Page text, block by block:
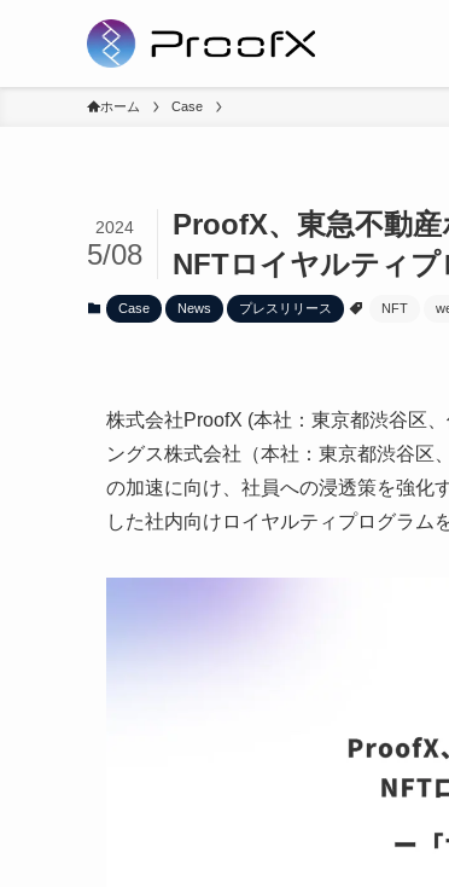
ホーム Case
ProofX、東急不動
NFTロイヤルティ
2024
5/08
Case News プレスリリース NFT
株式会社ProofX (本社：東京都渋谷区
ングス株式会社（本社：東京都渋谷区
の加速に向け、社員への浸透策を強化
した社内向けロイヤルティプログラム